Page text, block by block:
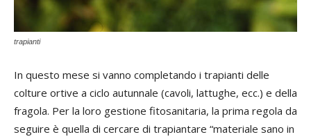
trapianti
In questo mese si vanno completando i trapianti delle
colture ortive a ciclo autunnale (cavoli, lattughe, ecc.) e della
fragola. Per la loro gestione fitosanitaria, la prima regola da
seguire è quella di cercare di trapiantare “materiale sano in